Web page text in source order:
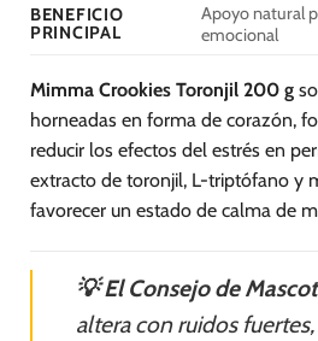
BENEFICIO
PRINCIPAL
Apoyo natural
emocional
Mimma Crookies Toronjil 200 g
horneadas en forma de corazón,
reducir los efectos del estrés en
extracto de toronjil, L-triptófano y
favorecer un estado de calma de
💡 El Consejo de
altera con ruidos